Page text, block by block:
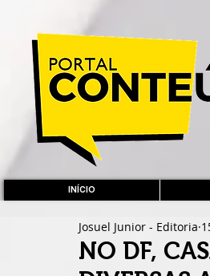
INÍCIO
NO DF,
Josuel Junior - Editoria